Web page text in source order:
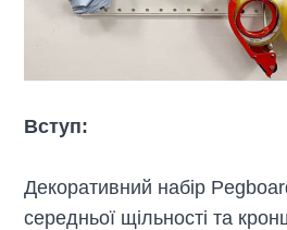
Вступ:
Декоративний набір
середньої щільності та